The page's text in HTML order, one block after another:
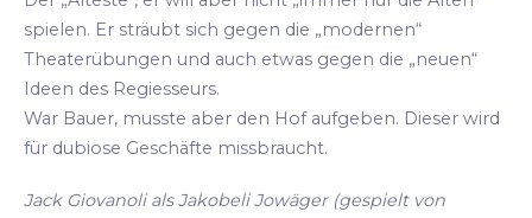
spielen. Er sträubt sich gegen die „modernen“
Theaterübungen und auch etwas gegen die „neuen“
Ideen des Regiesseurs.
War Bauer, musste aber den Hof aufgeben. Dieser wird
für dubiose Geschäfte missbraucht.
Jack Giovanoli als Jakobeli Jowäger (gespielt von